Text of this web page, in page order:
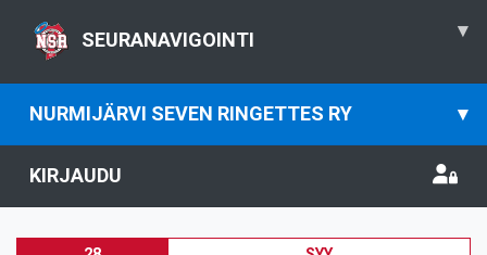
SEURANAVIGOINTI ▾
NURMIJÄRVI SEVEN RINGETTES RY ▾
KIRJAUDU